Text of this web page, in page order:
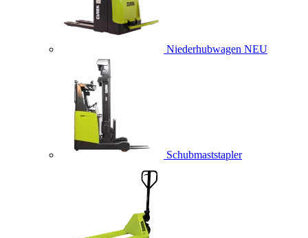
Niederhubwagen NEU
Schubmaststapler